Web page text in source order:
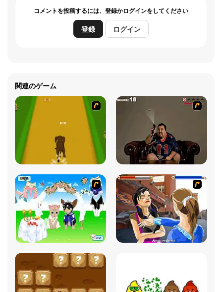
コメントを投稿するには、登録かログインをしてください
登録 ログイン
関連のゲーム